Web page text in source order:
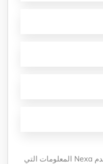
نحن ملتزمون بخصوصيتك. تستخدم Nexa المعلومات التي